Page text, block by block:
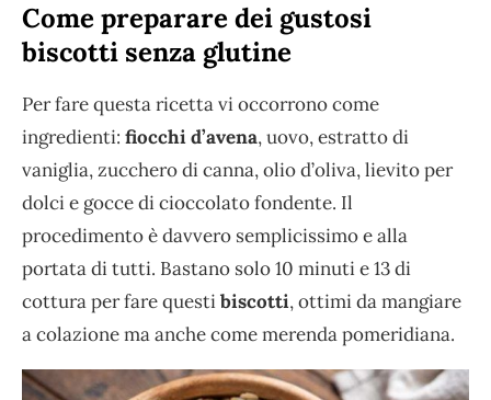
Come preparare dei gustosi
biscotti senza glutine
Per fare questa ricetta vi occorrono come
ingredienti: fiocchi d’avena, uovo, estratto di
vaniglia, zucchero di canna, olio d’oliva, lievito per
dolci e gocce di cioccolato fondente. Il
procedimento è davvero semplicissimo e alla
portata di tutti. Bastano solo 10 minuti e 13 di
cottura per fare questibiscotti, ottimi da mangiare
a colazione ma anche come merenda pomeridiana.